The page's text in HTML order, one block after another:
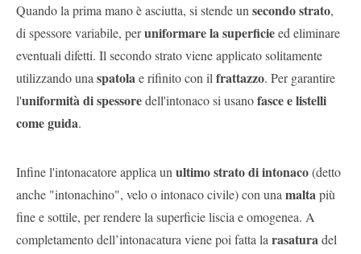
Quando la prima mano è asciutta, si stende unsecondo strato,
di spessore variabile, peruniformare la superficieed eliminare
eventuali difetti. Il secondo strato viene applicato solitamente
utilizzando unaspatolae rifinito con ilfrattazzo. Per garantire
l'uniformità di spessoredell'intonaco si usanofasce e listelli
come guida.
Infine l'intonacatore applica unultimo strato di intonaco(detto
anche "intonachino", velo o intonaco civile) con unamaltapiù
fine e sottile, per rendere la superficie liscia e omogenea. A
completamento dell’intonacatura viene poi fatta larasaturadel